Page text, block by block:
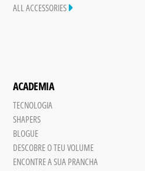
ALL ACCESSORIES
ACADEMIA
TECNOLOGIA
SHAPERS
BLOGUE
DESCOBRE O TEU VOLUME
ENCONTRE A SUA PRANCHA